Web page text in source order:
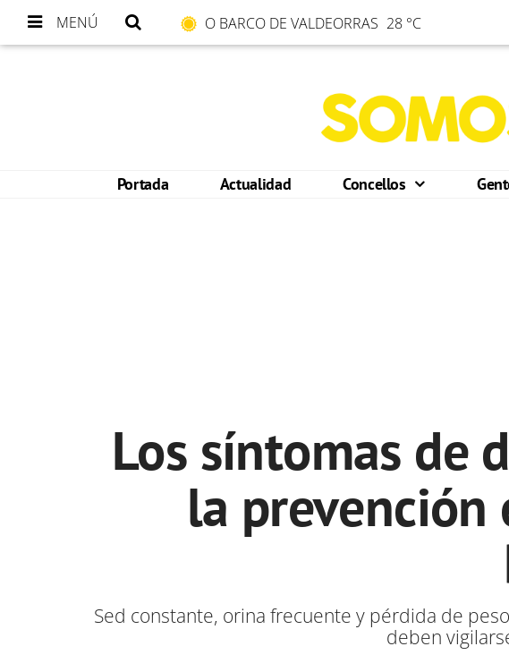
MENÚ O BARCO DE VALDEORRAS 28 °C
Portada Actualidad Concellos
Los síntomas de
la
Sed constante, orina frecuente y pérdida de
deben